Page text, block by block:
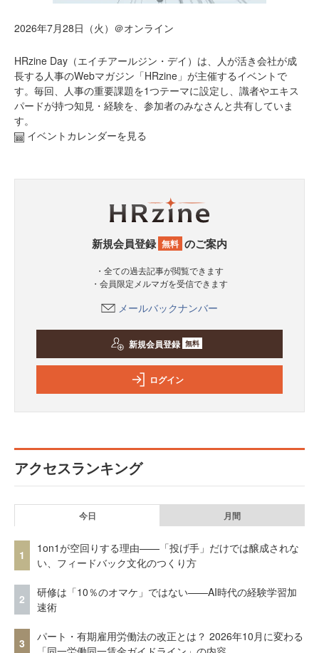
2026年7月28日（火）＠オンライン
HRzine Day（エイチアールジン・デイ）は、人が活き会社が成
長する人事のWebマガジン「HRzine」が主催するイベントで
す。毎回、人事の重要課題を1つテーマに設定し、識者やエキス
パードが持つ知見・経験を、参加者のみなさんと共有していま
す。
イベントカレンダーを見る
新規会員登録 無料 のご案内
・全ての過去記事が閲覧できます
・会員限定メルマガを受信できます
メールバックナンバー
新規会員登録 無料
ログイン
アクセスランキング
今日 月間
1
1on1が空回りする理由——「投げ手」だけでは醸成されな
い、フィードバック文化のつくり方
2
研修は「10％のオマケ」ではない——AI時代の経験学習加
速術
3
パート・有期雇用労働法の改正とは？ 2026年10月に変わる